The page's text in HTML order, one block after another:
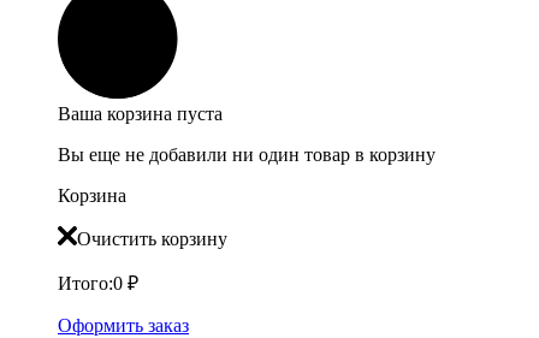
Ваша корзина пуста
Вы еще не добавили ни один товар в корзину
Корзина
Очистить корзину
Итого:0 ₽
Оформить заказ